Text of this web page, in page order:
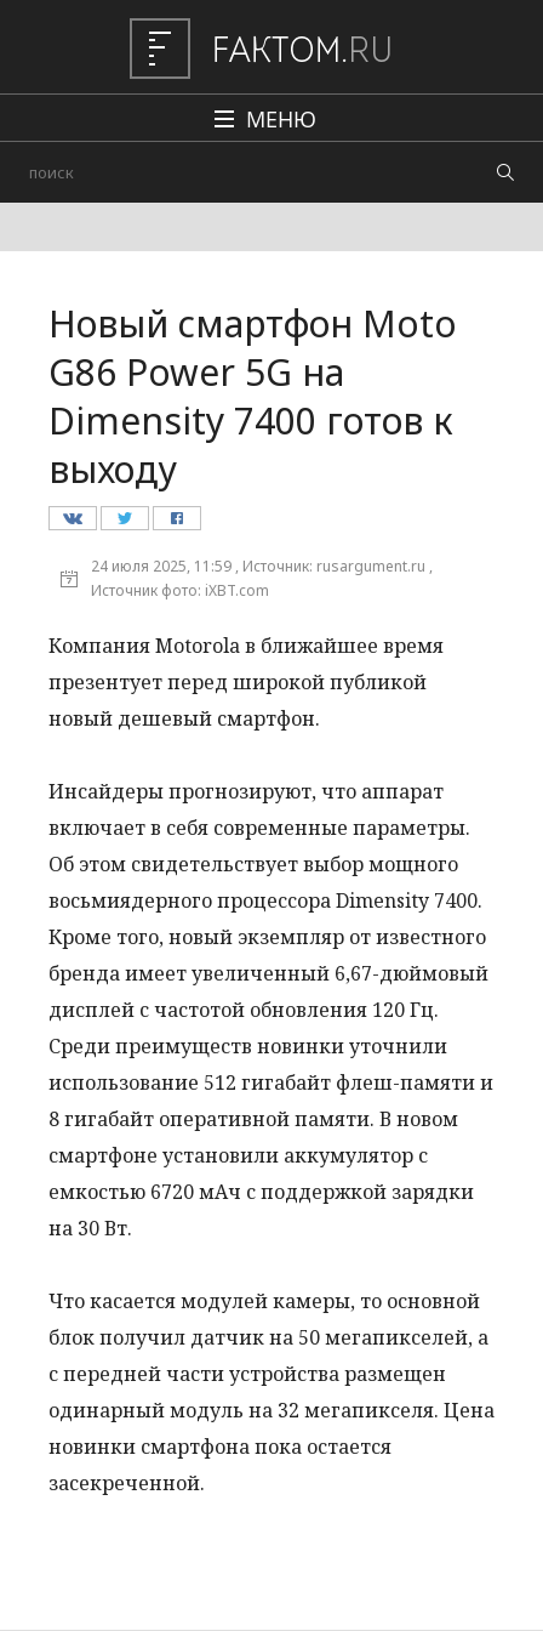
МЕНЮ
Авто
Происшествия
Редакция
Новый смартфон Moto
G86 Power 5G на
Dimensity 7400 готов к
выходу
24 июля 2025, 11:59 , Источник: rusargument.ru ,
Источник фото: iXBT.com
Компания Motorola в ближайшее время
презентует перед широкой публикой
новый дешевый смартфон.
Инсайдеры прогнозируют, что аппарат
включает в себя современные параметры.
Об этом свидетельствует выбор мощного
восьмиядерного процессора Dimensity 7400.
Кроме того, новый экземпляр от известного
бренда имеет увеличенный 6,67-дюймовый
дисплей с частотой обновления 120 Гц.
Среди преимуществ новинки уточнили
использование 512 гигабайт флеш-памяти и
8 гигабайт оперативной памяти. В новом
смартфоне установили аккумулятор с
емкостью 6720 мАч с поддержкой зарядки
на 30 Вт.
Что касается модулей камеры, то основной
блок получил датчик на 50 мегапикселей, а
с передней части устройства размещен
одинарный модуль на 32 мегапикселя. Цена
новинки смартфона пока остается
засекреченной.